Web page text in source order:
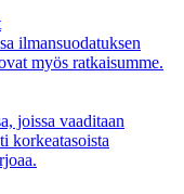
ilmansuodatuksen
myös ratkaisumme.
joissa vaaditaan
korkeatasoista